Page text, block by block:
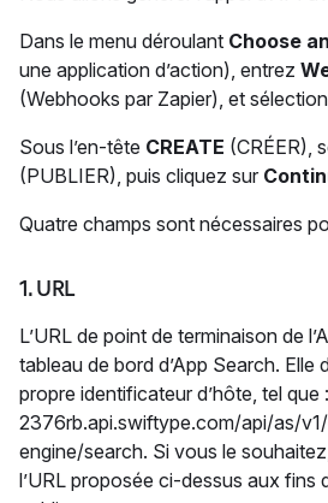
Dans le menu déroulant Choose
une application d’action), entrez
(Webhooks par Zapier), et
Sous l’en-tête CREATE (CRÉER),
(PUBLIER), puis cliquez sur
Quatre champs sont nécessaires
1. URL
L’URL de point de terminaison de
tableau de bord d’App Search. Elle
propre identificateur d’hôte, tel
2376rb.api.swiftype.com/api/as/
engine/search. Si vous le
l’URL proposée ci-dessus aux fins